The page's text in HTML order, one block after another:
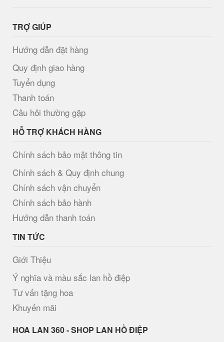
TRỢ GIÚP
Hướng dẫn đặt hàng
Quy định giao hàng
Tuyển dụng
Thanh toán
Câu hỏi thường gặp
HỖ TRỢ KHÁCH HÀNG
Chính sách bảo mật thông tin
Chính sách & Quy định chung
Chính sách vận chuyển
Chính sách bảo hành
Hướng dẫn thanh toán
TIN TỨC
Giới Thiệu
Ý nghĩa và màu sắc lan hồ điệp
Tư vấn tặng hoa
Khuyến mãi
H​OA LAN 360 - SHOP LAN HỒ ĐIỆP